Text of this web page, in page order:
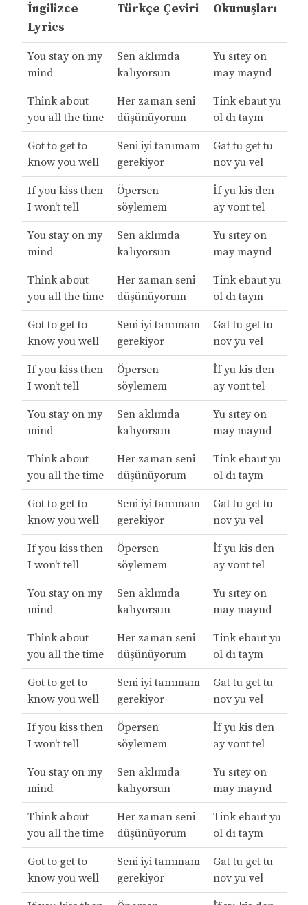
İngilizce
Lyrics
Türkçe Çeviri Okunuşları
You stay on my
mind
Sen aklımda
kalıyorsun
Yu sıtey on
may maynd
Think about
you all the time
Her zaman seni
düşünüyorum
Tink ebaut yu
ol dı taym
Got to get to
know you well
Seni iyi tanımam
gerekiyor
Gat tu get tu
nov yu vel
If you kiss then
I won't tell
Öpersen
söylemem
İf yu kis den
ay vont tel
You stay on my
mind
Sen aklımda
kalıyorsun
Yu sıtey on
may maynd
Think about
you all the time
Her zaman seni
düşünüyorum
Tink ebaut yu
ol dı taym
Got to get to
know you well
Seni iyi tanımam
gerekiyor
Gat tu get tu
nov yu vel
If you kiss then
I won't tell
Öpersen
söylemem
İf yu kis den
ay vont tel
You stay on my
mind
Sen aklımda
kalıyorsun
Yu sıtey on
may maynd
Think about
you all the time
Her zaman seni
düşünüyorum
Tink ebaut yu
ol dı taym
Got to get to
know you well
Seni iyi tanımam
gerekiyor
Gat tu get tu
nov yu vel
If you kiss then
I won't tell
Öpersen
söylemem
İf yu kis den
ay vont tel
You stay on my
mind
Sen aklımda
kalıyorsun
Yu sıtey on
may maynd
Think about
you all the time
Her zaman seni
düşünüyorum
Tink ebaut yu
ol dı taym
Got to get to
know you well
Seni iyi tanımam
gerekiyor
Gat tu get tu
nov yu vel
If you kiss then
I won't tell
Öpersen
söylemem
İf yu kis den
ay vont tel
You stay on my
mind
Sen aklımda
kalıyorsun
Yu sıtey on
may maynd
Think about
you all the time
Her zaman seni
düşünüyorum
Tink ebaut yu
ol dı taym
Got to get to
know you well
Seni iyi tanımam
gerekiyor
Gat tu get tu
nov yu vel